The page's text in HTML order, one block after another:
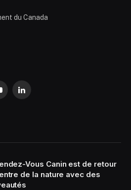
du Canada
LinkedIn
Vous Canin est de retour
de la nature avec des